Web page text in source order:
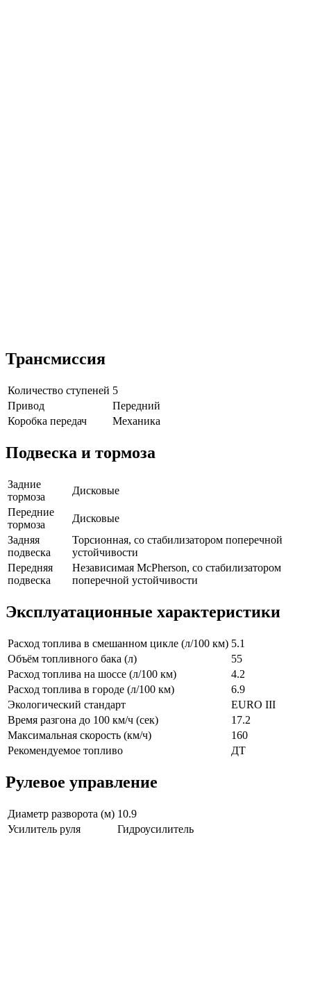
Трансмиссия
Количество ступеней 5
Привод
Передний
Коробка передач
Механика
Подвеска и тормоза
Задние
тормоза
Дисковые
Передние
тормоза
Дисковые
Задняя
подвеска
Торсионная, со стабилизатором поперечной
устойчивости
Передняя
подвеска
Независимая McPherson, со стабилизатором
поперечной устойчивости
Эксплуатационные характеристики
Расход топлива в смешанном цикле (л/100 км) 5.1
Объём топливного бака (л)
55
Расход топлива на шоссе (л/100 км)
4.2
Расход топлива в городе (л/100 км)
6.9
Экологический стандарт
EURO III
Время разгона до 100 км/ч (сек)
17.2
Максимальная скорость (км/ч)
160
Рекомендуемое топливо
ДТ
Рулевое управление
Диаметр разворота (м) 10.9
Усилитель руля
Гидроусилитель